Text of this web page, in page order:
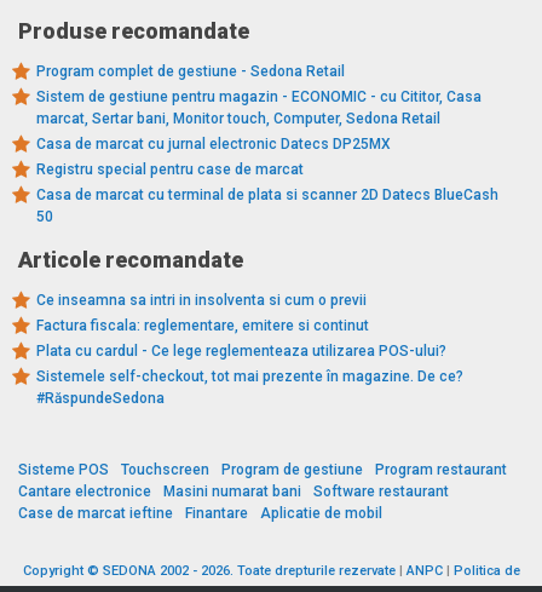
Produse recomandate
Program complet de gestiune - Sedona Retail
Sistem de gestiune pentru magazin - ECONOMIC - cu Cititor, Casa
marcat, Sertar bani, Monitor touch, Computer, Sedona Retail
Casa de marcat cu jurnal electronic Datecs DP25MX
Registru special pentru case de marcat
Casa de marcat cu terminal de plata si scanner 2D Datecs BlueCash
50
Articole recomandate
Ce inseamna sa intri in insolventa si cum o previi
Factura fiscala: reglementare, emitere si continut
Plata cu cardul - Ce lege reglementeaza utilizarea POS-ului?
Sistemele self-checkout, tot mai prezente în magazine. De ce?
#RăspundeSedona
Sisteme POS Touchscreen Program de gestiune
Program restaurant
Cantare electronice
Masini numarat bani
Software restaurant
Case de marcat ieftine
Finantare Aplicatie de mobil
Copyright © SEDONA 2002 - 2026. Toate drepturile rezervate|ANPC|
Politica de